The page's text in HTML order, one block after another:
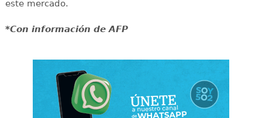
este mercado.
*Con información de AFP